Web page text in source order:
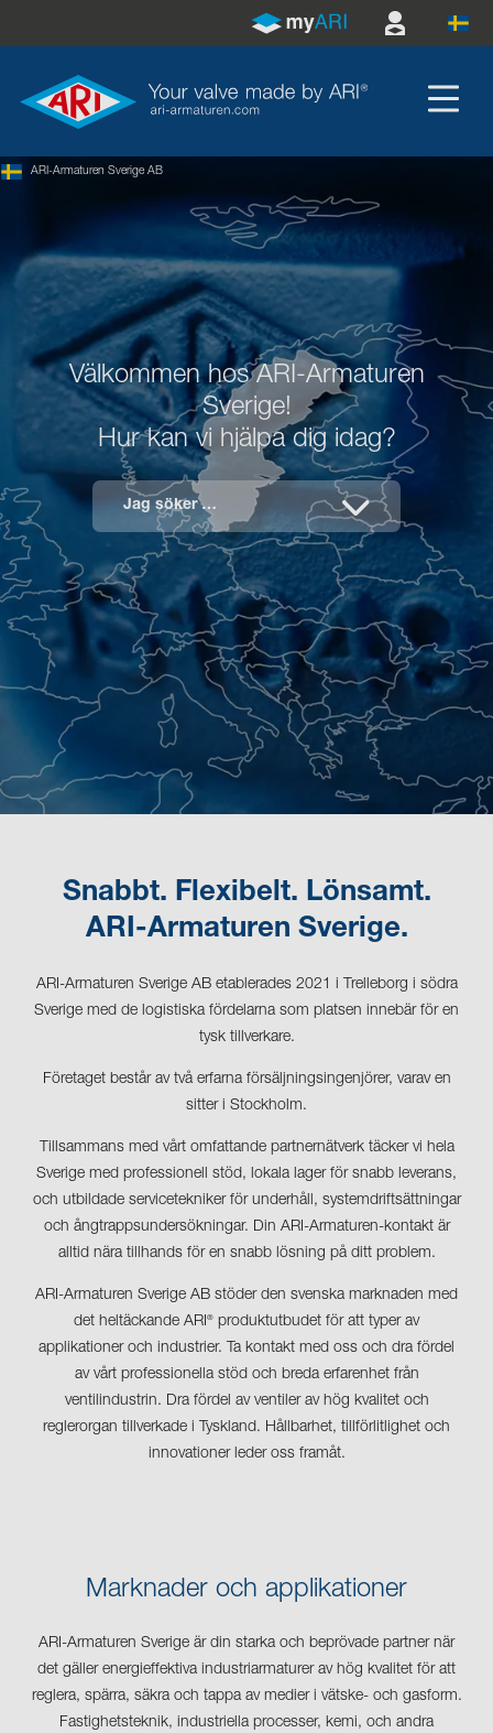
ARI-Armaturen Sverige AB
Välkommen hos ARI-Armaturen
Sverige!
Hur kan vi hjälpa dig idag?
Jag söker …
Snabbt. Flexibelt. Lönsamt.
ARI-Armaturen Sverige.
ARI-Armaturen Sverige AB etablerades 2021 i Trelleborg i södra
Sverige med de logistiska fördelarna som platsen innebär för en
tysk tillverkare.
Företaget består av två erfarna försäljningsingenjörer, varav en
sitter i Stockholm.
Tillsammans med vårt omfattande partnernätverk täcker vi hela
Sverige med professionell stöd, lokala lager för snabb leverans,
och utbildade servicetekniker för underhåll, systemdriftsättningar
och ångtrappsundersökningar. Din ARI-Armaturen-kontakt är
alltid nära tillhands för en snabb lösning på ditt problem.
ARI-Armaturen Sverige AB stöder den svenska marknaden med
det heltäckande ARI®
produktutbudet för att typer av
applikationer och industrier. Ta kontakt med oss och dra fördel
av vårt professionella stöd och breda erfarenhet från
ventilindustrin. Dra fördel av ventiler av hög kvalitet och
reglerorgan tillverkade i Tyskland. Hållbarhet, tillförlitlighet och
innovationer leder oss framåt.
Marknader och applikationer
ARI-Armaturen Sverige är din starka och beprövade partner när
det gäller energieffektiva industriarmaturer av hög kvalitet för att
reglera, spärra, säkra och tappa av medier i vätske- och gasform.
Fastighetsteknik, industriella processer, kemi, och andra